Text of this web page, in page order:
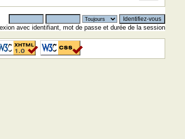
avec identifiant, mot de passe et durée de la session